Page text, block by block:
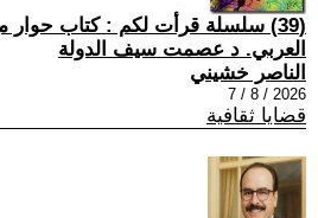
(39) سلسلة قرأت لكم : كتاب حوار
العربي. د عصمت سيف الدولة
الناصر خشيني
2026 / 8 / 7
قضايا ثقافية